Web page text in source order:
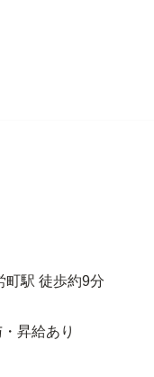
町駅 徒歩約9分
昇給あり